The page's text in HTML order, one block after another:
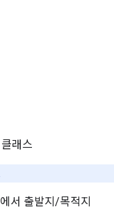
클래스
에서 출발지/목적지